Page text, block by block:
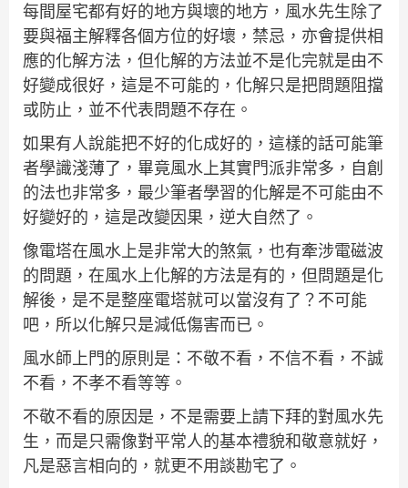
每間屋宅都有好的地方與壞的地方，風水先生除了
要與福主解釋各個方位的好壞，禁忌，亦會提供相
應的化解方法，但化解的方法並不是化完就是由不
好變成很好，這是不可能的，化解只是把問題阻擋
或防止，並不代表問題不存在。
如果有人說能把不好的化成好的，這樣的話可能筆
者學識淺薄了，畢竟風水上其實門派非常多，自創
的法也非常多，最少筆者學習的化解是不可能由不
好變好的，這是改變因果，逆大自然了。
像電塔在風水上是非常大的煞氣，也有牽涉電磁波
的問題，在風水上化解的方法是有的，但問題是化
解後，是不是整座電塔就可以當沒有了？不可能
吧，所以化解只是減低傷害而已。
風水師上門的原則是：不敬不看，不信不看，不誠
不看，不孝不看等等。
不敬不看的原因是，不是需要上請下拜的對風水先
生，而是只需像對平常人的基本禮貌和敬意就好，
凡是惡言相向的，就更不用談勘宅了。